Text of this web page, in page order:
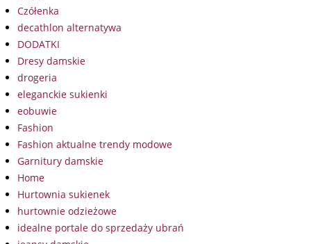
Czółenka
decathlon alternatywa
DODATKI
Dresy damskie
drogeria
eleganckie sukienki
eobuwie
Fashion
Fashion aktualne trendy modowe
Garnitury damskie
Home
Hurtownia sukienek
hurtownie odzieżowe
idealne portale do sprzedaży ubrań